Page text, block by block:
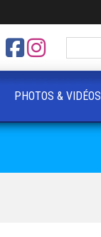
PHOTOS & VIDÉOS